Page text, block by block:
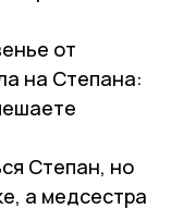
от
на Степана:
Степан, но
а медсестра